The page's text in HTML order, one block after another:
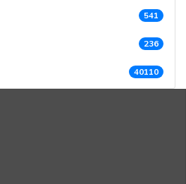
541
236
40110